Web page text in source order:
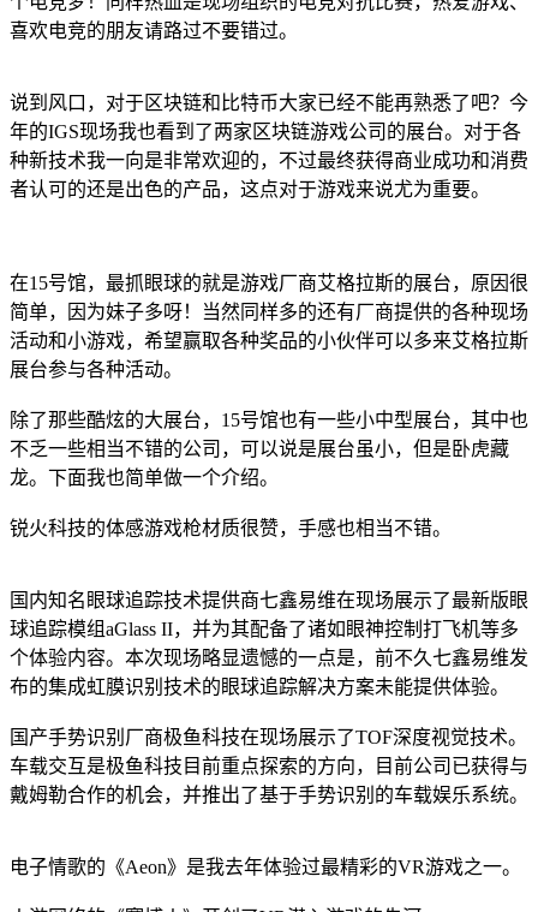
喜欢电竞的朋友请路过不要错过。
说到风口，对于区块链和比特币大家已经不能再熟悉了吧？今
年的IGS现场我也看到了两家区块链游戏公司的展台。对于各
种新技术我一向是非常欢迎的，不过最终获得商业成功和消费
者认可的还是出色的产品，这点对于游戏来说尤为重要。
在15号馆，最抓眼球的就是游戏厂商艾格拉斯的展台，原因很
简单，因为妹子多呀！当然同样多的还有厂商提供的各种现场
活动和小游戏，希望赢取各种奖品的小伙伴可以多来艾格拉斯
展台参与各种活动。
除了那些酷炫的大展台，15号馆也有一些小中型展台，其中也
不乏一些相当不错的公司，可以说是展台虽小，但是卧虎藏
龙。下面我也简单做一个介绍。
锐火科技的体感游戏枪材质很赞，手感也相当不错。
国内知名眼球追踪技术提供商七鑫易维在现场展示了最新版眼
球追踪模组aGlass II，并为其配备了诸如眼神控制打飞机等多
个体验内容。本次现场略显遗憾的一点是，前不久七鑫易维发
布的集成虹膜识别技术的眼球追踪解决方案未能提供体验。
国产手势识别厂商极鱼科技在现场展示了TOF深度视觉技术。
车载交互是极鱼科技目前重点探索的方向，目前公司已获得与
戴姆勒合作的机会，并推出了基于手势识别的车载娱乐系统。
电子情歌的《Aeon》是我去年体验过最精彩的VR游戏之一。